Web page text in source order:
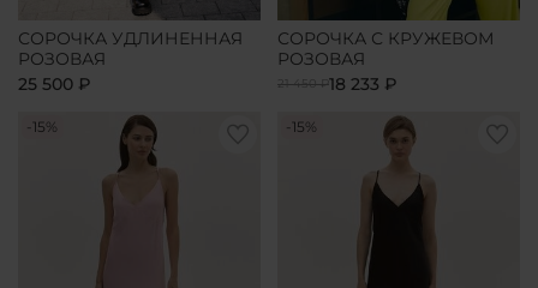
СОРОЧКА УДЛИНЕННАЯ
РОЗОВАЯ
25 500 ₽
СОРОЧКА С КРУЖЕВОМ
РОЗОВАЯ
21 450 ₽18 233 ₽
-15% -15%